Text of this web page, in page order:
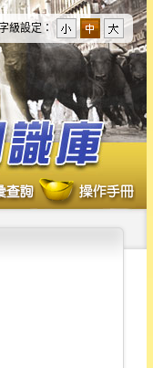
級設定：